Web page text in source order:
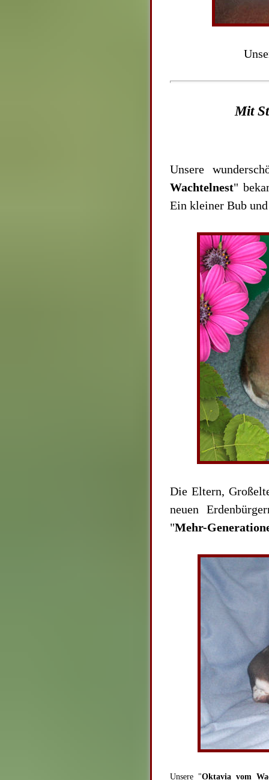
Mit
Unsere
Wachtelnest"
Ein kleiner Bub
Die Eltern,
neuen
"Mehr-
Unsere "Oktavia vom